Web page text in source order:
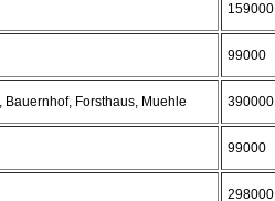
159000
99000
Forsthaus, Muehle 390000
99000
298000